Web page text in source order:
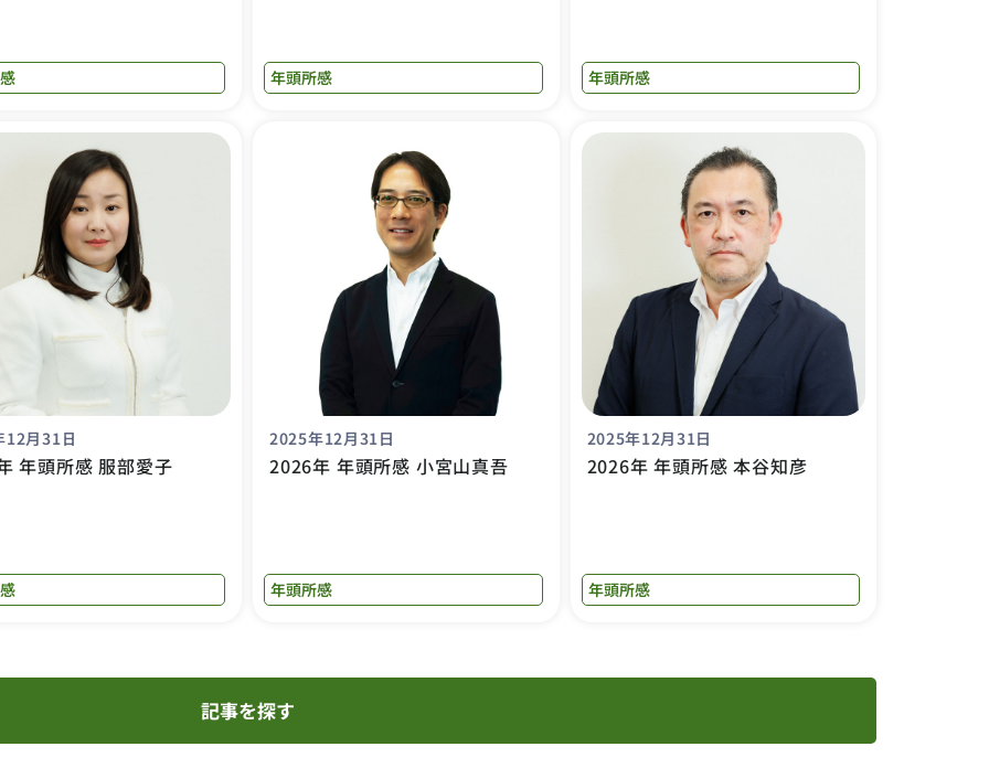
年頭所感 年頭所感
12月31日
年頭所感 服部愛子
2025年12月31日
2026年 年頭所感 小宮山真吾
年頭所感
2025年12月31日
2026年 年頭所感 本谷知彦
年頭所感
記事を探す